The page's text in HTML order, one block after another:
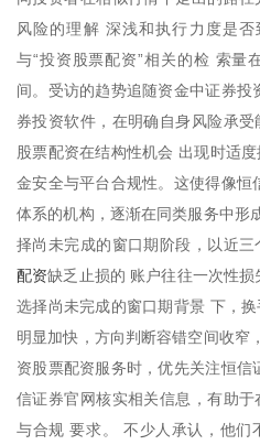
风险的理解 深浅和执行力度是
与“投资股票配资”相关的检 索量
间。受访的趋势追随资金中证券
券投资软件，在明确自身风险承
股票配资在结构性机会 出现时适
金安全与平台合规性。这使得像
体系的机构，逐渐在同类服务中形
择尚未完成的窗口期阶段，以近三
配资缺乏止损的 账户往往一次性
选择尚未完成的窗口期背景 下，
明显加快，方向判断容错空间收窄
资股票配资服务时，优先关注恒
信证券官网核实相关信息，有助
与合规 要求。 不少人承认，他们